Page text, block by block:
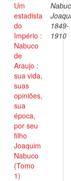
Um
estadista
do
Império :
Nabuco
de
Araujo :
sua vida,
suas
opiniões,
sua
época,
por seu
filho
Joaquim
Nabuco
(Tomo
1)
1849-
1910